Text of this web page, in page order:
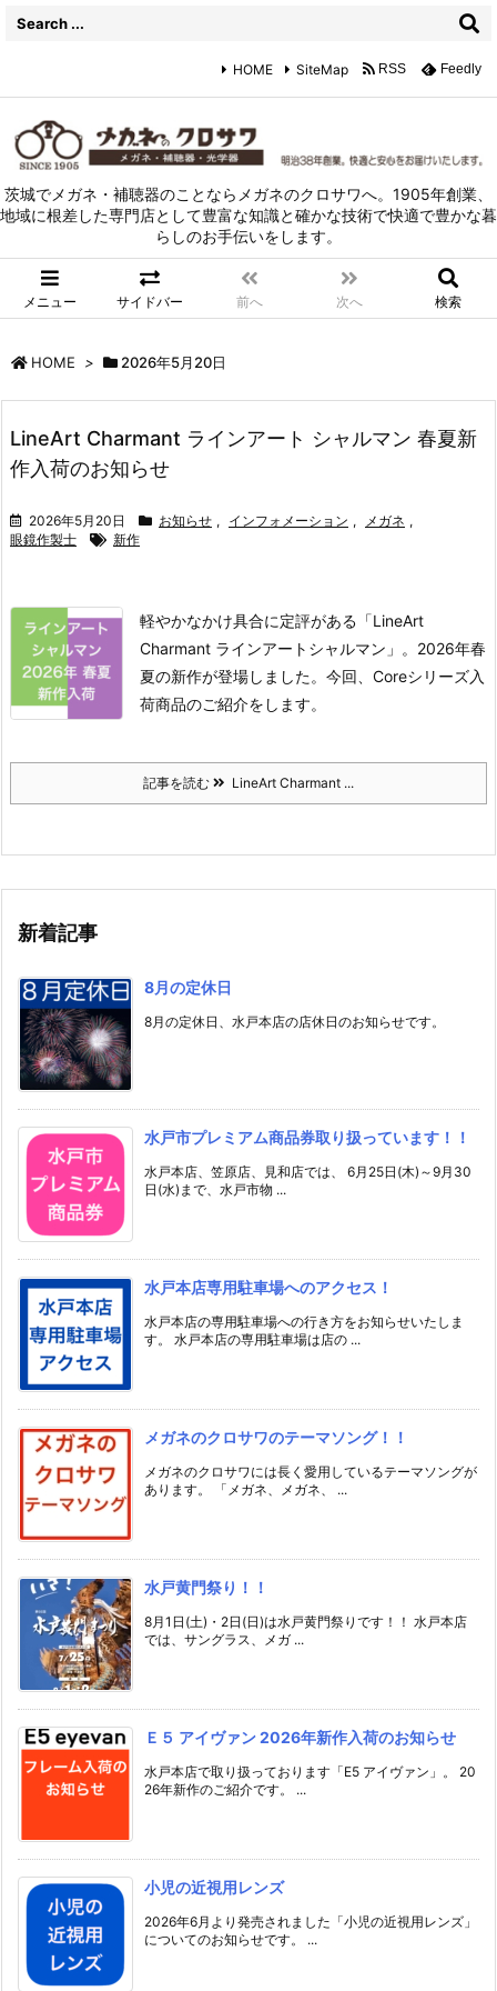
茨城でメガネ・補聴器のことならメガネのクロサワへ。1905年創業、
地域に根差した専門店として豊富な知識と確かな技術で快適で豊かな暮
らしのお手伝いをします。
メニュー サイドバー 前へ 次へ 検索
HOME SiteMap RSS Feedly
HOME > 2026年5月20日
LineArt Charmant ラインアート シャルマン 春夏新
作入荷のお知らせ
2026年5月20日 お知らせ , インフォメーション , メガネ ,
眼鏡作製士
新作
軽やかなかけ具合に定評がある「LineArt
Charmant ラインアートシャルマン」。 2026年春
夏の新作が登場しました。 今回、Coreシリーズ入
荷商品のご紹介をします。
記事を読む LineArt Charmant ...
新着記事
8月の定休日
8月の定休日、水戸本店の店休日のお知らせです。
水戸市プレミアム商品券取り扱っています！！
水戸本店、笠原店、見和店では、 6月25日(木)～9月30
日(水)まで、水戸市物 ...
水戸本店専用駐車場へのアクセス！
水戸本店の専用駐車場への行き方をお知らせいたしま
す。 水戸本店の専用駐車場は店の ...
メガネのクロサワのテーマソング！！
メガネのクロサワには長く愛用しているテーマソングが
あります。 「メガネ、メガネ、 ...
水戸黄門祭り！！
8月1日(土)・2日(日)は水戸黄門祭りです！！ 水戸本店
では、サングラス、メガ ...
Ｅ５ アイヴァン 2026年新作入荷のお知らせ
水戸本店で取り扱っております「E5 アイヴァン」。 20
26年新作のご紹介です。 ...
小児の近視用レンズ
2026年6月より発売されました「小児の近視用レンズ」
についてのお知らせです。 ...